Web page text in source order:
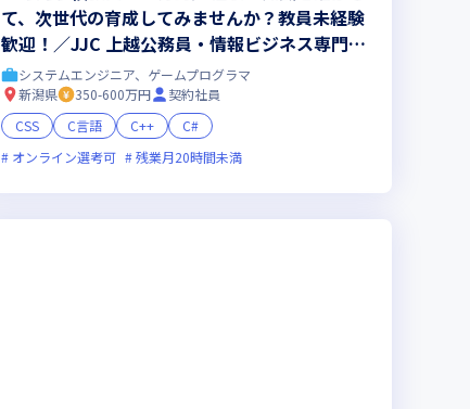
て、次世代の育成してみませんか？教員未経験
歓迎！／JJC 上越公務員・情報ビジネス専門学
校システムエンジニア、ゲームプログラマ
新潟県
350-600万円
契約社員
CSS
C言語 C++
C#
オンライン選考可
残業月20時間未満